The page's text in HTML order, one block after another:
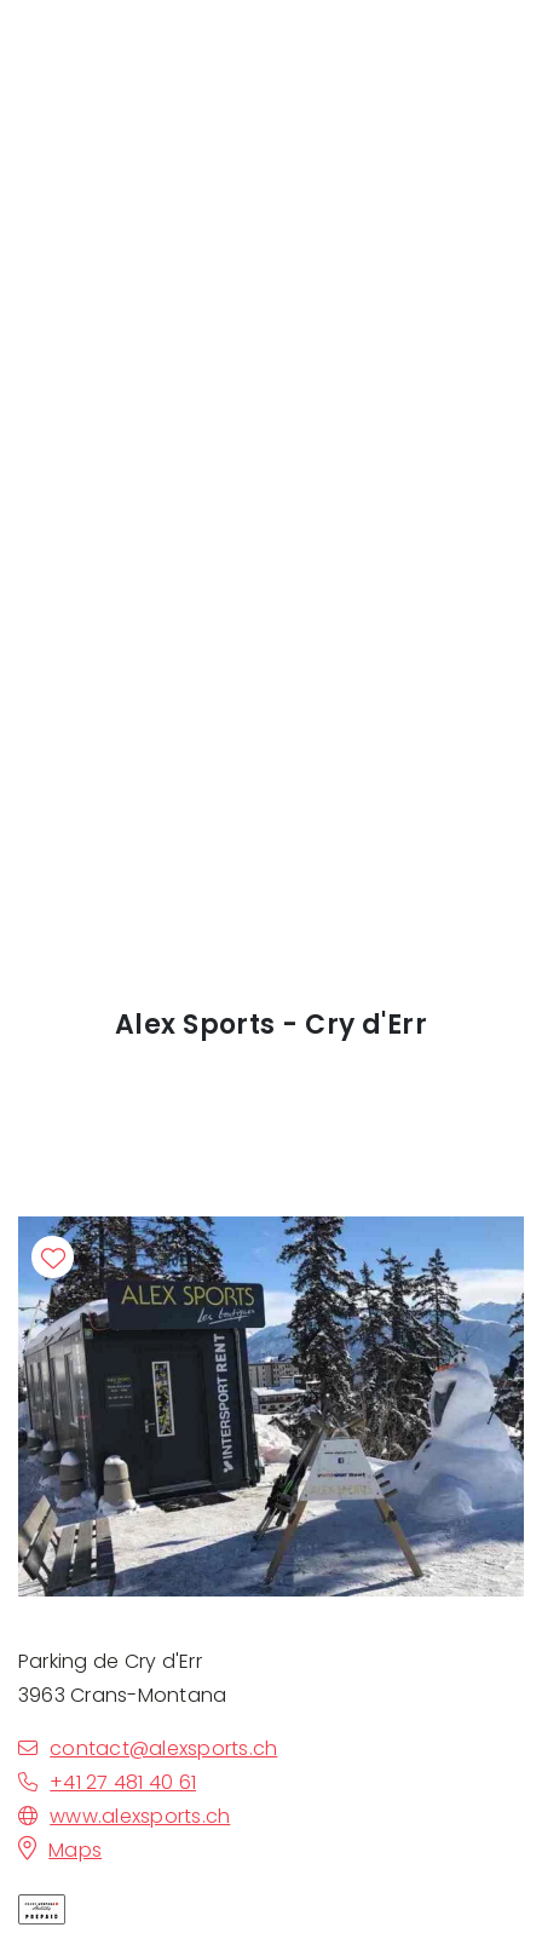
Alex Sports - Cry d'Err
Parking de Cry d'Err
3963 Crans-Montana
contact@alexsports.ch
+41 27 481 40 61
www.alexsports.ch
Maps